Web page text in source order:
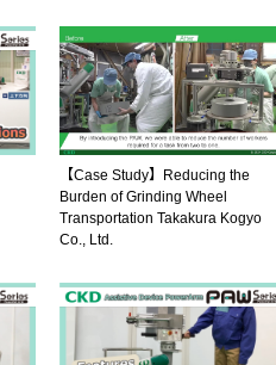
【Case Study】Reducing the
Burden of Grinding Wheel
Transportation Takakura Kogyo
Co., Ltd.